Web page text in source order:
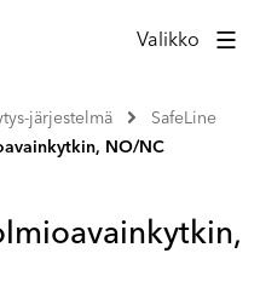
Valikko
järjestelmä
SafeLine
NO/NC